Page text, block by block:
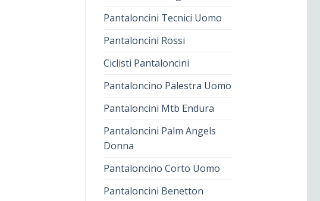
Pantaloncini Tecnici Uomo
Pantaloncini Rossi
Ciclisti Pantaloncini
Pantaloncino Palestra Uomo
Pantaloncini Mtb Endura
Pantaloncini Palm Angels
Donna
Pantaloncino Corto Uomo
Pantaloncini Benetton